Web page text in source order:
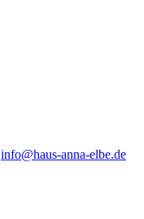
info@haus-anna-elbe.de